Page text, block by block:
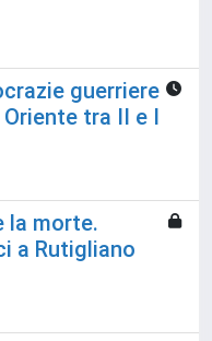
guerriere
tra II e I
la morte.
a Rutigliano